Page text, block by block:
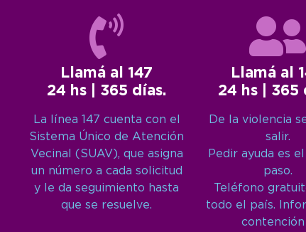
Llamá al 147
24 hs | 365 días.
La línea 147 cuenta con el
Sistema Único de Atención
Vecinal (SUAV), que asigna
un número a cada solicitud
y le da seguimiento hasta
que se resuelve.
Llamá al
24 hs | 365
De la violencia
salir.
Pedir ayuda es
paso.
Teléfono
todo el país.
contención